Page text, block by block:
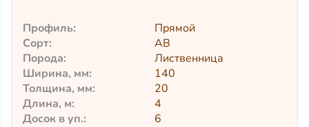
Профиль:
Прямой
Сорт:
АВ
Порода:
Лиственница
Ширина, мм:
140
Толщина, мм:
20
Длина, м:
4
Досок в уп.:
6